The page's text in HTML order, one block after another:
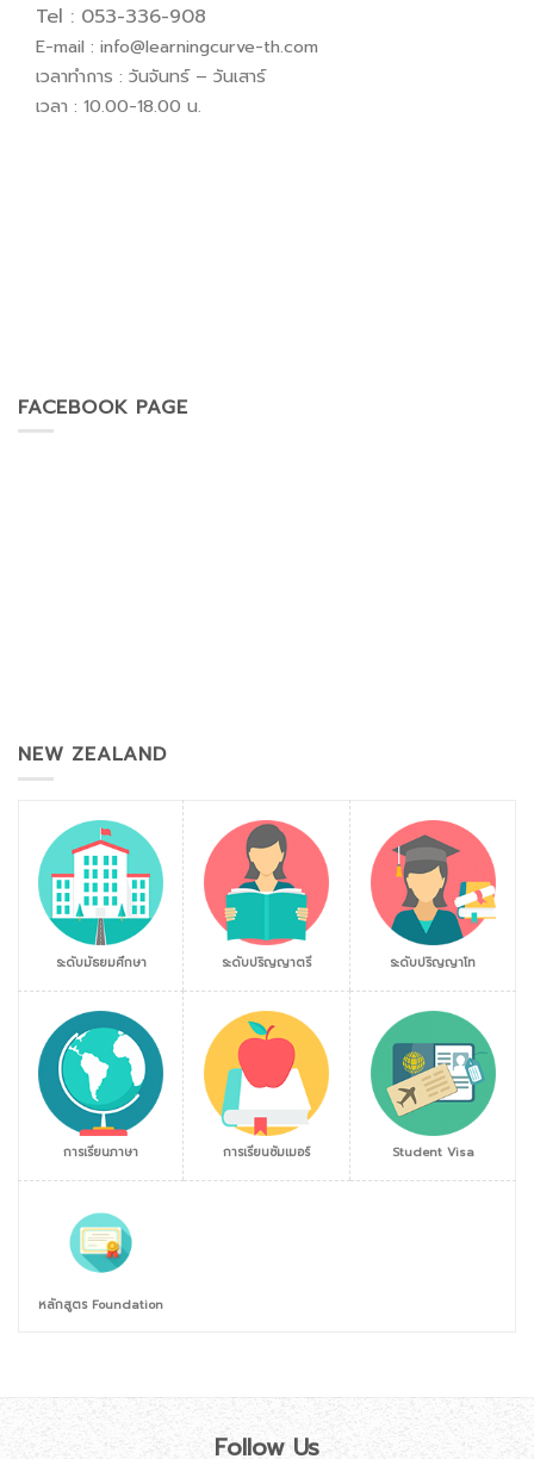
Tel : 053-336-908
E-mail : info@learningcurve-th.com
เวลาทำการ : วันจันทร์ – วันเสาร์
เวลา : 10.00-18.00 น.
FACEBOOK PAGE
NEW ZEALAND
ระดับมัธยมศึกษา ระดับปริญญาตรี ระดับปริญญาโท
การเรียนภาษา การเรียนซัมเมอร์ Student Visa
หลักสูตร Foundation
Follow Us